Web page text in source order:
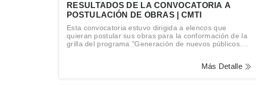
RESULTADOS DE LA CONVOCATORIA A
POSTULACIÓN DE OBRAS | CMTI
Esta convocatoria estuvo dirigida a elencos que
quieran postular sus obras para la conformación de la
grilla del programa "Generación de nuevos públicos.
Más Detalle